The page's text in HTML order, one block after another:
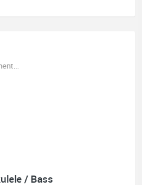
einen Amp gekauft.
Hier fühlt man sich
Kauft beim Fachmann zu
aus. Ich kaufe hier immer
/ Bass